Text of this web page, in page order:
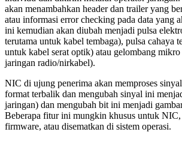
akan menambahkan header dan trailer yang
atau informasi error checking pada data yang
ini kemudian akan diubah menjadi pulsa
terutama untuk kabel tembaga), pulsa cahaya
untuk kabel serat optik) atau gelombang
jaringan radio/nirkabel).
NIC di ujung penerima akan memproses
format terbalik dan mengubah sinyal ini
jaringan) dan mengubah bit ini menjadi
Beberapa fitur ini mungkin khusus untuk
firmware, atau disematkan di sistem operasi.